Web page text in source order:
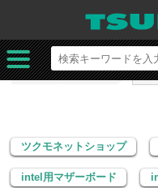
ツクモネットショップ
intel用マザーボード
ツクモネットショップ
intel用マザーボード